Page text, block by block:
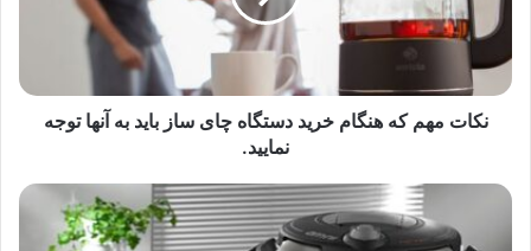
نکات مهم که هنگام خرید دستگاه چای ساز باید به آنها توجه
نمایید.